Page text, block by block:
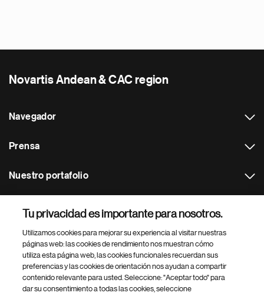
Novartis Andean & CAC region
Navegador
Prensa
Nuestro portafolio
Footer Site Search
Tu privacidad es importante para nosotros.
Utilizamos cookies para mejorar su experiencia al visitar nuestras
páginas web: las cookies de rendimiento nos muestran cómo
utiliza esta página web, las cookies funcionales recuerdan sus
preferencias y las cookies de orientación nos ayudan a compartir
contenido relevante para usted. Seleccione: "Aceptar todo" para
dar su consentimiento a todas las cookies, seleccione